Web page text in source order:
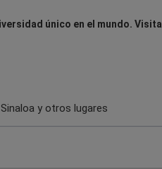
único en el mundo. Visita
y otros lugares